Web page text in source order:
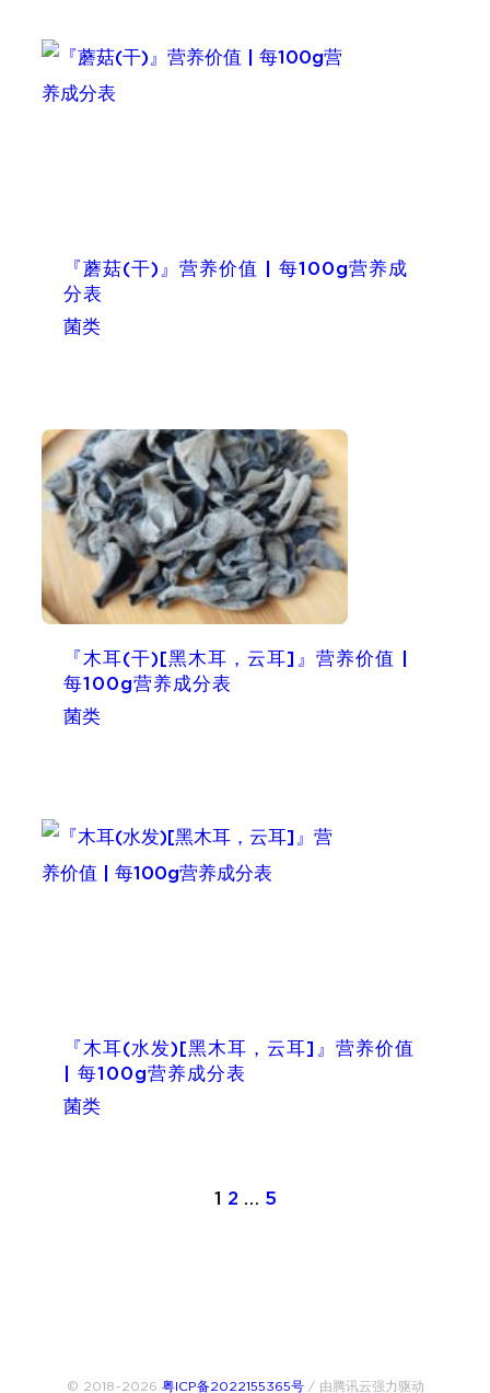
『蘑菇(干)』营养价值 | 每100g营养成
分表
菌类
『木耳(干)[黑木耳，云耳]』营养价值 |
每100g营养成分表
菌类
『木耳(水发)[黑木耳，云耳]』营养价值
| 每100g营养成分表
菌类
1 2 … 5
© 2018~2026 粤ICP备2022155365号/ 由腾讯云强力驱动